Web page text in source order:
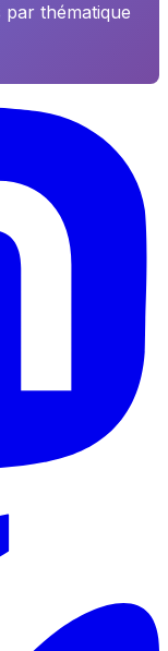
par thématique